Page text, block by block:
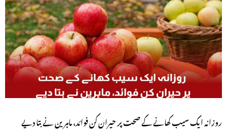
روزانہ ایک سیب کھانے کے صحت پر حیران کن فوائد، ماہرین نے بتا دیے